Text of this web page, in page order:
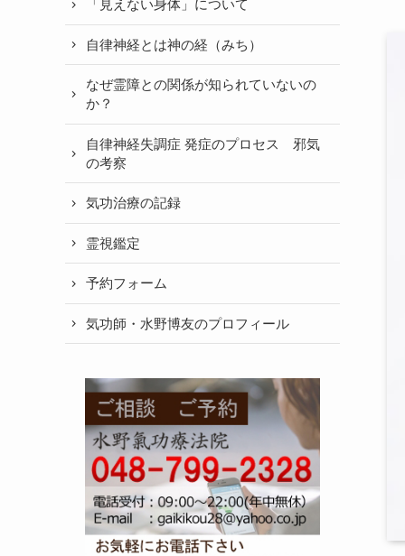
「見えない身体」について
自律神経とは神の経（みち）
なぜ霊障との関係が知られていないの
か？
自律神経失調症 発症のプロセス 邪気
の考察
気功治療の記録
霊視鑑定
予約フォーム
気功師・水野博友のプロフィール